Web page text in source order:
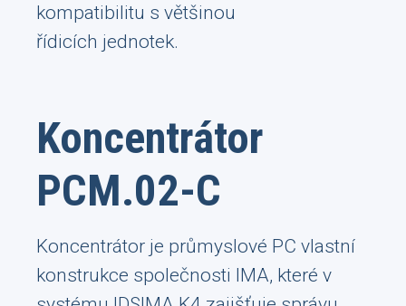
kompatibilitu s většinou
řídicích jednotek.
Koncentrátor
PCM.02-C
Koncentrátor je průmyslové PC vlastní
konstrukce společnosti IMA, které v